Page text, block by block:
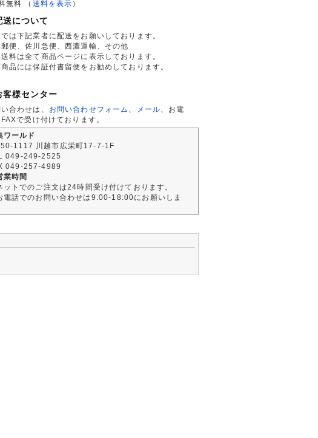
無料
（ 送料を表示 ）
送について
では下記業者に配送をお願いしております。
郵便、佐川急便、西濃運輸、その他
料は全て商品ページに表示しております。
品には保証付書留便をお勧めしております。
客様センター
合わせは、 お問い合わせフォーム メール 、お電
で受け付けております。
ワールド
1117 川越市広栄町17-7-1F
049-249-2525
049-257-4989
業時間
ットでのご注文は24時間受け付けております。
電話でのお問い合わせは9:00-18:00にお願いしま